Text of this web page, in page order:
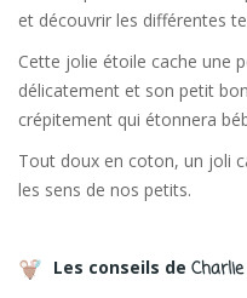
et découvrir les différentes
Cette jolie étoile cache une
délicatement et son petit
crépitement qui étonnera
Tout doux en coton, un joli
les sens de nos petits.
Les conseils de Charlie